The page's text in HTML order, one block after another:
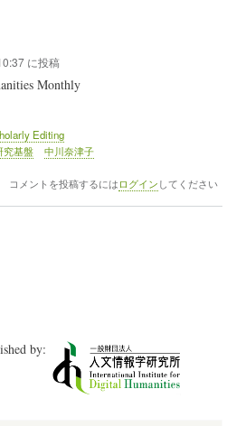
に投稿
Monthly
Editing
究基盤 中川奈津子
コメントを投稿するには ログイン してください
by: